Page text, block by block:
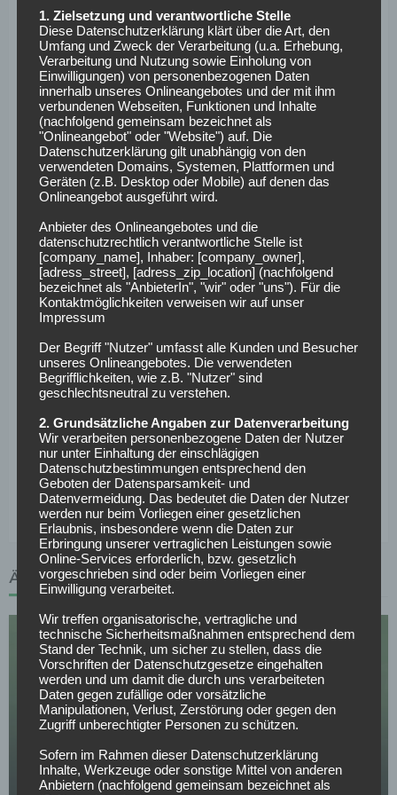
Einsatz.
Köln – Leverkusen:
Voraussichtliche
Aufstellungen
Bei Köln ist Marius Bülter ein Spätzünder: Alle drei
Saisontore fielen nach der Pause, doch gegen Leverkusen
einem Treffer. Auf der anderen Seite fühlt sich Patrik
Schick in diesem Derby wohl: fünf Tore in sieben Einsätzen
gegen Köln, dazu eine starke persönliche Bilanz (6S, 1N).
Köln muss Ragnar Ache bis Saisonende ersetzen,
Pokal-Ausfall.So könnten die Teams spielen:
Köln:Schwäbe – Sebulonsen, Simpson-Pusey, Özkacar –
Thielmann, Johannesson, Martel, Castro-Montes –
Kaminski – Waldschmidt, El Mala
Bayer Leverkusen:Flekken – Quansah, Bade, Tapsoba –
Vazquez, Palacios, Garcia, Grimaldo – Maza, Tella – Schick
ÄHNLICHE ARTIKEL
SPORTWETTEN
Deutschland – Finnland Tipps, Prognose & Quoten
| Freundschaftsspiel 31.05.2026
30.05.2026
1. Zielsetzung und verantwortliche Stelle
Diese Datenschutzerklärung klärt über die Art, den
Umfang und Zweck der Verarbeitung (u.a. Erhebung,
Verarbeitung und Nutzung sowie Einholung von
Einwilligungen) von personenbezogenen Daten
innerhalb unseres Onlineangebotes und der mit ihm
verbundenen Webseiten, Funktionen und Inhalte
(nachfolgend gemeinsam bezeichnet als
"Onlineangebot" oder "Website") auf. Die
Datenschutzerklärung gilt unabhängig von den
verwendeten Domains, Systemen, Plattformen und
Geräten (z.B. Desktop oder Mobile) auf denen das
Onlineangebot ausgeführt wird.
Anbieter des Onlineangebotes und die
datenschutzrechtlich verantwortliche Stelle ist
[company_name], Inhaber: [company_owner],
[adress_street], [adress_zip_location] (nachfolgend
bezeichnet als "AnbieterIn", "wir" oder "uns"). Für die
Kontaktmöglichkeiten verweisen wir auf unser
Impressum
Der Begriff "Nutzer" umfasst alle Kunden und Besucher
unseres Onlineangebotes. Die verwendeten
Begrifflichkeiten, wie z.B. "Nutzer" sind
geschlechtsneutral zu verstehen.
2. Grundsätzliche Angaben zur Datenverarbeitung
Wir verarbeiten personenbezogene Daten der Nutzer
nur unter Einhaltung der einschlägigen
Datenschutzbestimmungen entsprechend den
Geboten der Datensparsamkeit- und
Datenvermeidung. Das bedeutet die Daten der Nutzer
werden nur beim Vorliegen einer gesetzlichen
Erlaubnis, insbesondere wenn die Daten zur
Erbringung unserer vertraglichen Leistungen sowie
Online-Services erforderlich, bzw. gesetzlich
vorgeschrieben sind oder beim Vorliegen einer
Einwilligung verarbeitet.
Wir treffen organisatorische, vertragliche und
technische Sicherheitsmaßnahmen entsprechend dem
Stand der Technik, um sicher zu stellen, dass die
Vorschriften der Datenschutzgesetze eingehalten
werden und um damit die durch uns verarbeiteten
Daten gegen zufällige oder vorsätzliche
Manipulationen, Verlust, Zerstörung oder gegen den
Zugriff unberechtigter Personen zu schützen.
Sofern im Rahmen dieser Datenschutzerklärung
Inhalte, Werkzeuge oder sonstige Mittel von anderen
Anbietern (nachfolgend gemeinsam bezeichnet als